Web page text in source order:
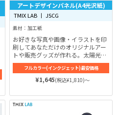
アートデザインパネル(A4光沢紙)
TMIX LAB 丨 JSCG
素材：加工紙
お好きな写真や画像・イラストを印
刷してあなただけのオリジナルアー
トや販売グッズが作れる。太陽光・
雨風・温度変化に強い印刷インクだ
から屋内外に使用できます。
フルカラー(インクジェット)最安価格
¥1,645(税込¥1,810)～